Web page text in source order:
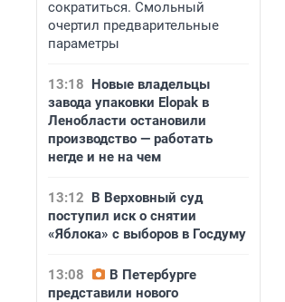
сократиться. Смольный
очертил предварительные
параметры
13:18 Новые владельцы
завода упаковки Elopak в
Ленобласти остановили
производство — работать
негде и не на чем
13:12 В Верховный суд
поступил иск о снятии
«Яблока» с выборов в Госдуму
13:08
В Петербурге
представили нового